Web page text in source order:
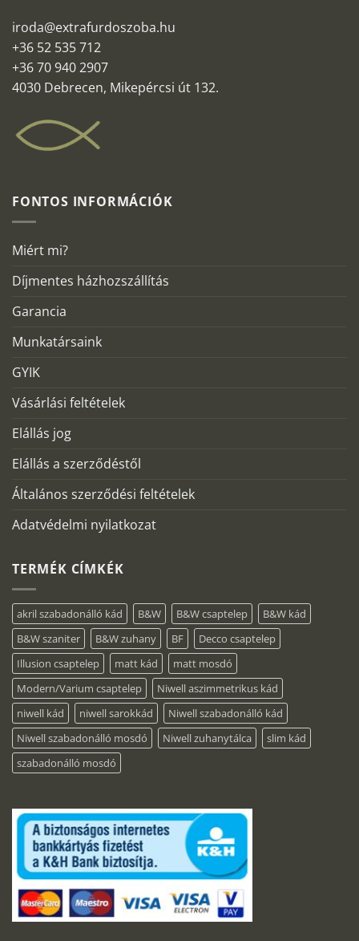
iroda@extrafurdoszoba.hu
+36 52 535 712
+36 70 940 2907
4030 Debrecen, Mikepércsi út 132.
FONTOS INFORMÁCIÓK
Miért mi?
Díjmentes házhozszállítás
Garancia
Munkatársaink
GYIK
Vásárlási feltételek
Elállás jog
Elállás a szerződéstől
Általános szerződési feltételek
Adatvédelmi nyilatkozat
TERMÉK CÍMKÉK
akril szabadonálló kád B&W B&W csaptelep
B&W kád
B&W szaniter
B&W zuhany BF
Decco csaptelep
Illusion csaptelep
matt kád
matt mosdó
Modern/Varium csaptelep
Niwell aszimmetrikus kád
niwell kád
niwell sarokkád
Niwell szabadonálló kád
Niwell szabadonálló mosdó
Niwell zuhanytálca
slim kád
szabadonálló mosdó